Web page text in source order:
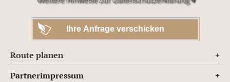
Route planen
Partnerimpressum